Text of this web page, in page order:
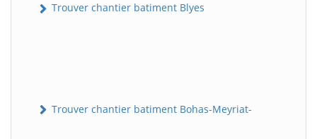
Trouver chantier batiment Blyes
Trouver chantier batiment Bohas-Meyriat-